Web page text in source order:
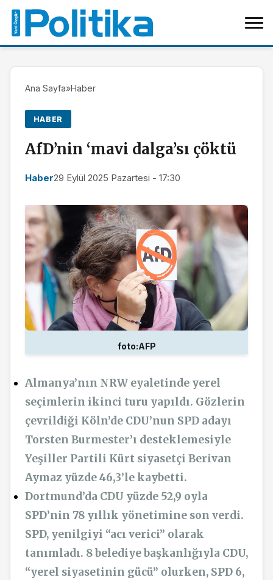
Ana Sayfa»Haber
HABER
AfD’nin ‘mavi dalga’sı çöktü
Haber29 Eylül 2025 Pazartesi - 17:30
foto:AFP
Almanya’nın NRW eyaletinde yerel
seçimlerin ikinci turu yapıldı. Gözlerin
çevrildiği Köln’de CDU’nun SPD adayı
Torsten Burmester’ı desteklemesiyle
Yeşiller Partili Kürt siyasetçi Berivan
Aymaz yüzde 46,3’le kaybetti.
Dortmund’da CDU yüzde 52,9 oyla
SPD’nin 78 yıllık yönetimine son verdi.
SPD, yenilgiyi “acı verici” olarak
tanımladı. 8 belediye başkanlığıyla CDU,
“yerel siyasetinin gücü” olurken, SPD 6,